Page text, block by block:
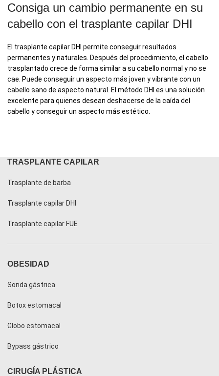
Consiga un cambio permanente en su
cabello con el trasplante capilar DHI
El trasplante capilar DHI permite conseguir resultados
permanentes y naturales. Después del procedimiento, el cabello
trasplantado crece de forma similar a su cabello normal y no se
cae. Puede conseguir un aspecto más joven y vibrante con un
cabello sano de aspecto natural. El método DHI es una solución
excelente para quienes desean deshacerse de la caída del
cabello y conseguir un aspecto más estético.
TRASPLANTE CAPILAR
Trasplante de barba
Trasplante capilar DHI
Trasplante capilar FUE
OBESIDAD
Sonda gástrica
Botox estomacal
Globo estomacal
Bypass gástrico
CIRUGÍA PLÁSTICA